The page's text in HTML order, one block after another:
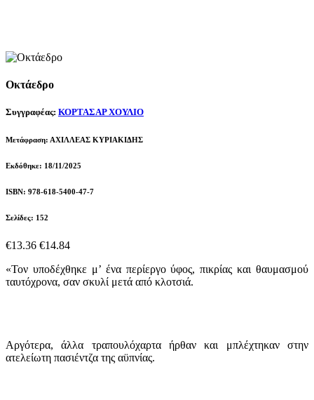
Οκτάεδρο
Συγγραφέας: ΚΟΡΤΑΣΑΡ ΧΟΥΛΙΟ
Μετάφραση: ΑΧΙΛΛΕΑΣ ΚΥΡΙΑΚΙΔΗΣ
Εκδόθηκε: 18/11/2025
ISBN: 978-618-5400-47-7
Σελίδες: 152
€13.36 €14.84
«Τον υποδέχθηκε μ’ ένα περίεργο ύφος, πικρίας και θαυμασμού
ταυτόχρονα, σαν σκυλί μετά από κλοτσιά.
Αργότερα, άλλα τραπουλόχαρτα ήρθαν και μπλέχτηκαν στην
ατελείωτη πασιέντζα της αϋπνίας.